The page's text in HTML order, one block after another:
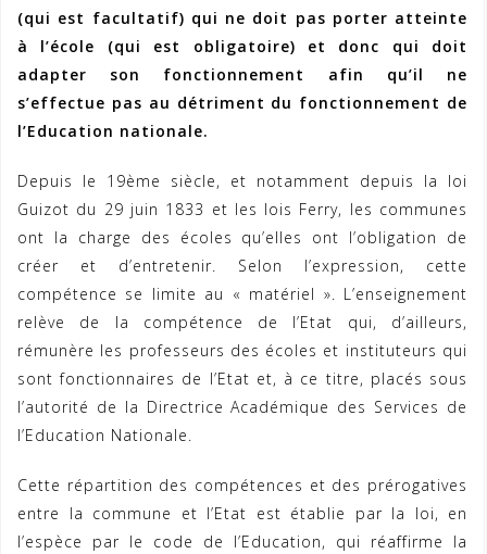
(qui est facultatif) qui ne doit pas porter atteinte
à l’école (qui est obligatoire) et donc qui doit
adapter son fonctionnement afin qu’il ne
s’effectue pas au détriment du fonctionnement de
l’Education nationale.
Depuis le 19ème siècle, et notamment depuis la loi
Guizot du 29 juin 1833 et les lois Ferry, les communes
ont la charge des écoles qu’elles ont l’obligation de
créer et d’entretenir. Selon l’expression, cette
compétence se limite au « matériel ». L’enseignement
relève de la compétence de l’Etat qui, d’ailleurs,
rémunère les professeurs des écoles et instituteurs qui
sont fonctionnaires de l’Etat et, à ce titre, placés sous
l’autorité de la Directrice Académique des Services de
l’Education Nationale.
Cette répartition des compétences et des prérogatives
entre la commune et l’Etat est établie par la loi, en
l’espèce par le code de l’Education, qui réaffirme la